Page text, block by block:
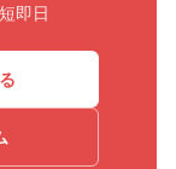
即日